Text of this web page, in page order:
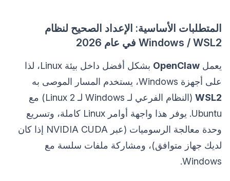
المتطلبات الأساسية: الإعداد الصحيح لنظام
Windows / WSL2 في عام 2026
يعمل OpenClaw
بشكل أفضل داخل بيئة Linux، لذا
على أجهزة Windows، يستخدم المسار الموصى به
WSL2
(النظام الفرعي لـ Windows لـ Linux 2) مع
Ubuntu. يوفر هذا واجهة أوامر Linux كاملة، وتسريع
وحدة معالجة الرسوميات (عبر NVIDIA CUDA إذا كان
لديك جهاز متوافق)، ومشاركة ملفات سلسة مع
Windows.